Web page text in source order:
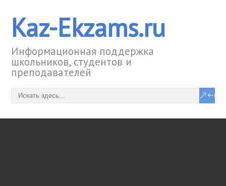
Kaz-Ekzams.ru
Информационная поддержка
школьников, студентов и
преподавателей